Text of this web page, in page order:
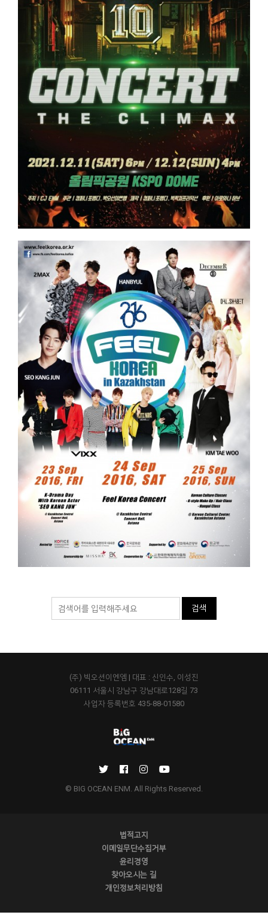
(주) 빅오션이엔엠 | 대표 : 신인수, 이성진
06111 서울시 강남구 강남대로128길 73
사업자 등록번호 435-88-01580
© BIG OCEAN ENM. All Rights Reserved.
법적고지
이메일무단수집거부
윤리경영
찾아오시는 길
개인정보처리방침